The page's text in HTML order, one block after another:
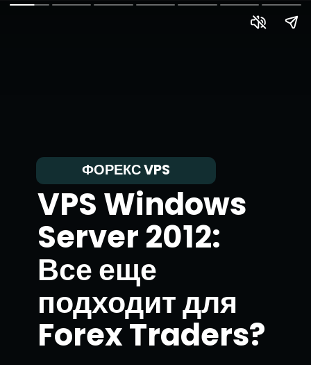
ФОРЕКС VPS
VPS Windows
Server 2012:
Все еще
подходит для
Forex Traders?